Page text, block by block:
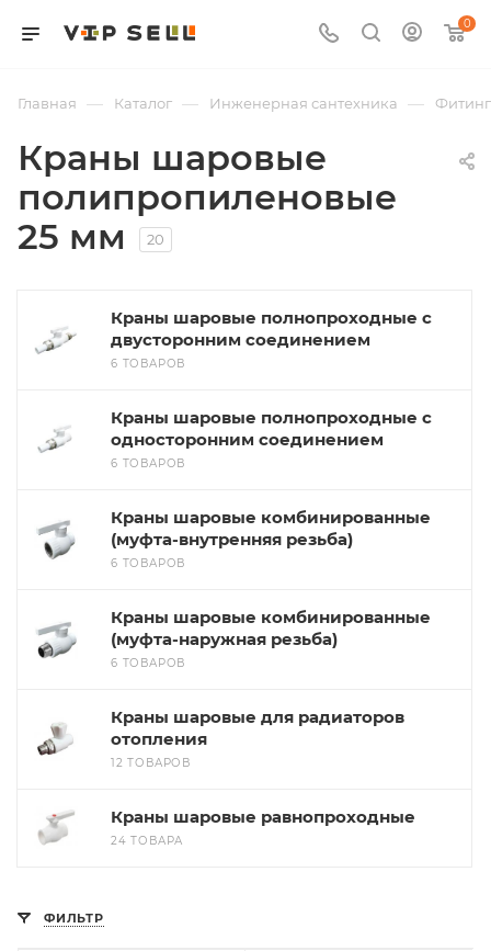
0
Главная — Каталог — Инженерная сантехника —
Краны шаровые
полипропиленовые
25 мм
20
Краны шаровые полнопроходные с
двусторонним соединением
6 ТОВАРОВ
Краны шаровые полнопроходные с
односторонним соединением
6 ТОВАРОВ
Краны шаровые комбинированные
(муфта-внутренняя резьба)
6 ТОВАРОВ
Краны шаровые комбинированные
(муфта-наружная резьба)
6 ТОВАРОВ
Краны шаровые для радиаторов
отопления
12 ТОВАРОВ
Краны шаровые равнопроходные
24 ТОВАРА
ФИЛЬТР